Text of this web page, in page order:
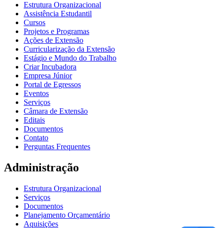
Estrutura Organizacional
Assistência Estudantil
Cursos
Projetos e Programas
Ações de Extensão
Curricularização da Extensão
Estágio e Mundo do Trabalho
Criar Incubadora
Empresa Júnior
Portal de Egressos
Eventos
Serviços
Câmara de Extensão
Editais
Documentos
Contato
Perguntas Frequentes
Administração
Estrutura Organizacional
Serviços
Documentos
Planejamento Orçamentário
Aquisições